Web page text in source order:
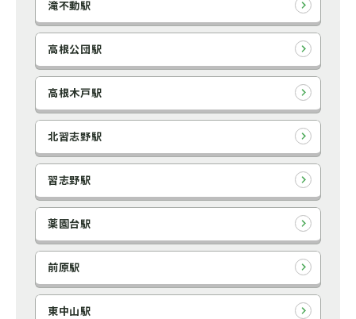
滝不動駅
高根公団駅
高根木戸駅
北習志野駅
習志野駅
薬園台駅
前原駅
東中山駅